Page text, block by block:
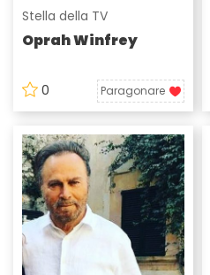
Stella della TV
Oprah Winfrey
0 Paragonare